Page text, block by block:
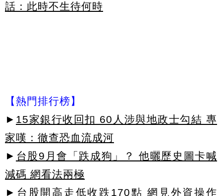
話：此時不生待何時
【熱門排行榜】
► 15家銀行收回扣 60人涉與地政士勾結 專
家嘆：徹查恐血流成河
► 台股9月會「跌成狗」？ 他曬歷史圖卡喊
減碼 網看法兩極
► 台股開高走低收跌170點 網見外資操作